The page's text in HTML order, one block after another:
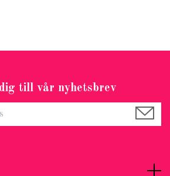
till vår nyhetsbrev